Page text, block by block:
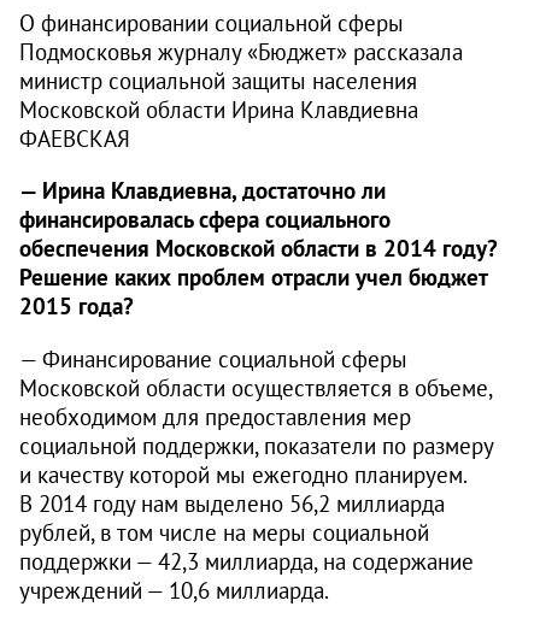
О финансировании социальной сферы
Подмосковья журналу «Бюджет» рассказала
министр социальной защиты населения
Московской области Ирина Клавдиевна
ФАЕВСКАЯ
— Ирина Клавдиевна, достаточно ли
финансировалась сфера социального
обеспечения Московской области в 2014 году?
Решение каких проблем отрасли учел бюджет
2015 года?
— Финансирование социальной сферы
Московской области осуществляется в объеме,
необходимом для предоставления мер
социальной поддержки, показатели по размеру
и качеству которой мы ежегодно планируем.
В 2014 году нам выделено 56,2 миллиарда
рублей, в том числе на меры социальной
поддержки — 42,3 миллиарда, на содержание
учреждений — 10,6 миллиарда.